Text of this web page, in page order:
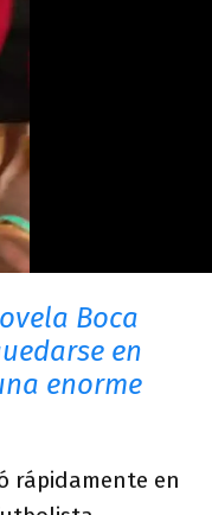
Boca
en
enorme
rápidamente en